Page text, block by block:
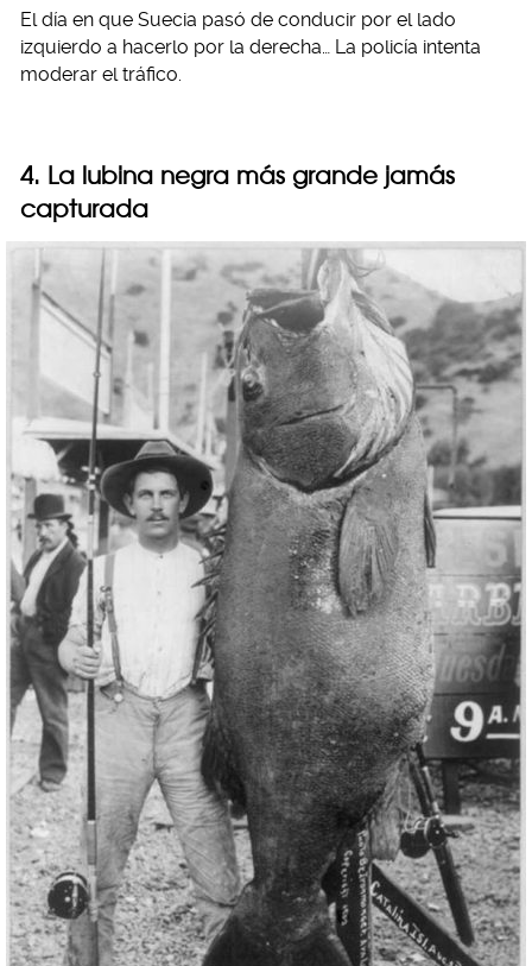
El día en que Suecia pasó de conducir por el lado
izquierdo a hacerlo por la derecha… La policía intenta
moderar el tráfico.
4. La lubina negra más grande jamás
capturada